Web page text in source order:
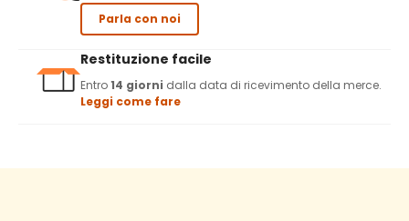
Parla con noi
Restituzione facile
Entro14 giorni dalla data di ricevimento della merce.
Leggi come fare